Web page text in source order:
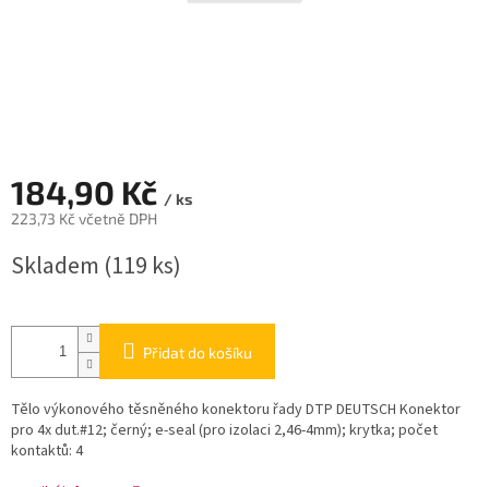
184,90 Kč / ks
223,73 Kč včetně DPH
cena:
Skladem (119 ks)
Přidat do košíku
Tělo výkonového těsněného konektoru řady DTP DEUTSCH Konektor
pro 4x dut.#12; černý; e-seal (pro izolaci 2,46-4mm); krytka; počet
kontaktů: 4